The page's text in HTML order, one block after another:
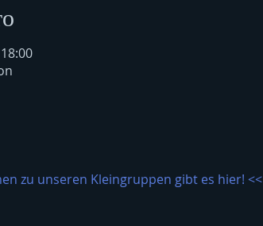
zu unseren Kleingruppen gibt es hier! <<